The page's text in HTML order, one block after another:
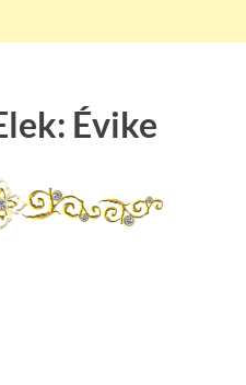
Évike